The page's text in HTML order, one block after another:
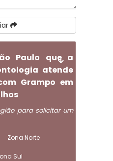
Paulo que a
atende
Grampo em
para solicitar um
Zona Norte
Sul